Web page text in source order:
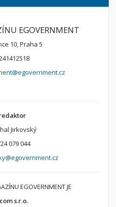
EGOVERNMENT
10, Praha 5
Jirkovský
079 044
EGOVERNMENT JE
s.r.o.